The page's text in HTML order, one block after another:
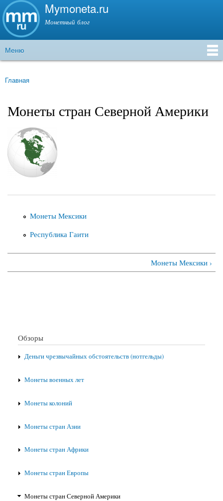
Перейти к
содержанию
Mymoneta.ru
Монетный блог
Главное меню
Меню
Вы здесь
Главная
Монеты стран Северной Америки
Монеты Мексики
Республика Гаити
Монеты Мексики ›
Обзоры
Деньги чрезвычайных обстоятельств (нотгельды)
Монеты военных лет
Монеты колоний
Монеты стран Азии
Монеты стран Африки
Монеты стран Европы
Монеты стран Северной Америки